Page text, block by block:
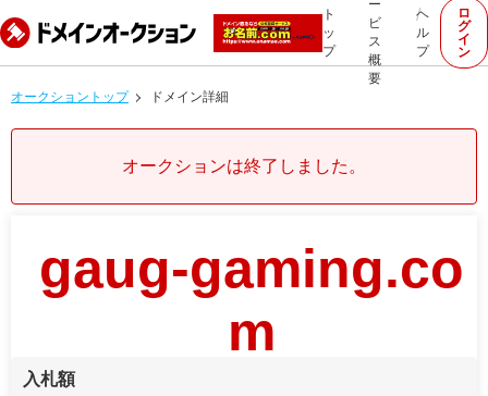
ト
ッ
プ
ー
ビ
ス
概
要
ヘ
ル
プ
ロ
グ
イ
ン
オークショントップ ドメイン詳細
オークションは終了しました。
gaug-gaming.co
m
入札額